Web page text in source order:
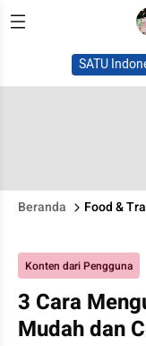
SATU
Beranda Food &
Konten dari Pengguna
3 Cara
Mudah dan